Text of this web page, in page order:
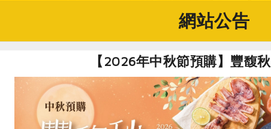
網站公告
【2026年中秋節預購】豐馥